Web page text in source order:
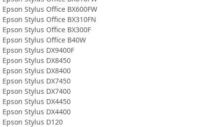
Epson Stylus Office BX600FW
Epson Stylus Office BX310FN
Epson Stylus Office BX300F
Epson Stylus Office B40W
Epson Stylus DX9400F
Epson Stylus DX8450
Epson Stylus DX8400
Epson Stylus DX7450
Epson Stylus DX7400
Epson Stylus DX4450
Epson Stylus DX4400
Epson Stylus D120